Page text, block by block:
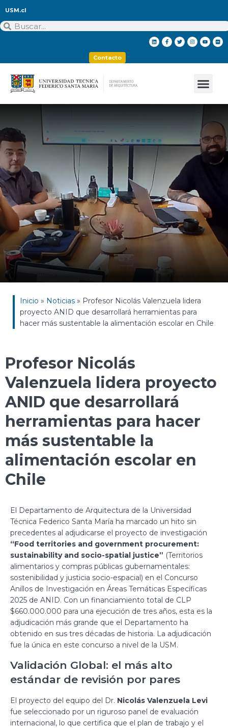
USM.cl
Contacto
Inicio » Noticias » Profesor Nicolás Valenzuela lidera
proyecto ANID que desarrollará herramientas para
hacer más sustentable la alimentación escolar en Chile
Profesor Nicolás
Valenzuela lidera proyecto
ANID que desarrollará
herramientas para hacer
más sustentable la
alimentación escolar en
Chile
El Departamento de Arquitectura de la Universidad
Técnica Federico Santa María ha marcado un hito sin
precedentes al adjudicarse el proyecto de investigación
“Food territories and government procurement:
sustainability and socio-spatial justice” (Territorios
alimentarios y compras públicas gubernamentales:
sostenibilidad y justicia socio-espacial) en el Concurso
Anillos de Investigación en Áreas Temáticas Específicas
2025 de ANID. Con un financiamiento total de CLP
$660.000.000 para una ejecución de tres años, esta es la
adjudicación más grande que el Departamento ha
obtenido en sus tres décadas de historia. La adjudicación
fue la única en este concurso a nivel de la USM.
Validación Global: el más alto
estándar de revisión por pares
El proyecto del equipo del Dr. Nicolás Valenzuela Levi
fue seleccionado por un riguroso panel de evaluación
internacional, lo que certifica que el plan de trabajo y el